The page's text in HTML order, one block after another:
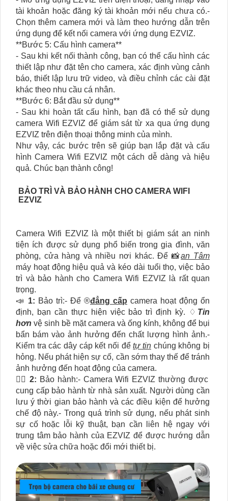
tài khoản hoặc đăng ký tài khoản mới nếu chưa có.-
Chọn thêm camera mới và làm theo hướng dẫn trên
ứng dụng để kết nối camera với ứng dụng EZVIZ.
**Bước 5: Cấu hình camera**
- Sau khi kết nối thành công, bạn có thể cấu hình các
thiết lập như đặt tên cho camera, xác định vùng cảnh
báo, thiết lập lưu trữ video, và điều chỉnh các cài đặt
khác theo nhu cầu cá nhân.
**Bước 6: Bắt đầu sử dụng**
- Sau khi hoàn tất cấu hình, bạn đã có thể sử dụng
camera Wifi EZVIZ để giám sát từ xa qua ứng dụng
EZVIZ trên điện thoại thông minh của mình.
Như vậy, các bước trên sẽ giúp bạn lắp đặt và cấu
hình Camera Wifi EZVIZ một cách dễ dàng và hiệu
quả. Chúc bạn thành công!
BẢO TRÌ VÀ BẢO HÀNH CHO CAMERA WIFI
EZVIZ
Camera Wifi EZVIZ là một thiết bị giám sát an ninh
tiện ích được sử dụng phổ biến trong gia đình, văn
phòng, cửa hàng và nhiều nơi khác. Để 📸an Tâm
máy hoạt động hiệu quả và kéo dài tuổi thọ, việc bảo
trì và bảo hành cho Camera Wifi EZVIZ là rất quan
trọng.
📣 1: Bảo trì:- Để ®️đẳng cấp camera hoạt động ổn
định, bạn cần thực hiện việc bảo trì định kỳ. ♢ Tin
hơn vệ sinh bề mặt camera và ống kính, không để bụi
bẩn bám vào ảnh hưởng đến chất lượng hình ảnh.-
Kiểm tra các dây cáp kết nối đểtự tin chúng không bị
hỏng. Nếu phát hiện sự cố, cần sớm thay thế để tránh
ảnh hưởng đến hoạt động của camera.
🙆‍♀️2: Bảo hành:- Camera Wifi EZVIZ thường được
cung cấp bảo hành từ nhà sản xuất. Người dùng cần
lưu ý thời gian bảo hành và các điều kiện để hưởng
chế độ này.- Trong quá trình sử dụng, nếu phát sinh
sự cố hoặc lỗi kỹ thuật, bạn cần liên hệ ngay với
trung tâm bảo hành của EZVIZ để được hướng dẫn
về việc sửa chữa hoặc đổi mới thiết bị.